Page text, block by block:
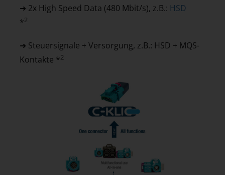
➜ 2x High Speed Data (480 Mbit/s), z.B.: HSD
*2
➜ Steuersignale + Versorgung, z.B.: HSD + MQS-
Kontakte *2